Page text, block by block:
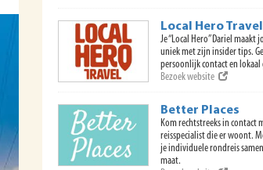
Local Hero Travel
Je “Local Hero” Dariel maakt
uniek met zijn insider tips.
persoonlijk contact en lokaal
Bezoek website
Better Places
Kom rechtstreeks in contact
reisspecialist die er woont.
je individuele rondreis
maat.